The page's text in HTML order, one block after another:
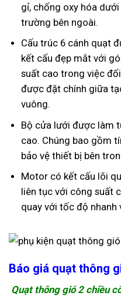
gỉ, chống oxy hóa
trường bên ngoài.
Cấu trúc 6 cánh quạt
kết cấu đẹp mắt với
suất cao trong việc
được đặt chính giữa
vuông.
Bộ cửa lưới được làm
cao. Chúng bao gồm
bảo vệ thiết bị bên
Motor có kết cấu lõi
liên tục với công suất
quay với tốc độ
Báo giá quạt thông
Quạt thông gió 2 chiều